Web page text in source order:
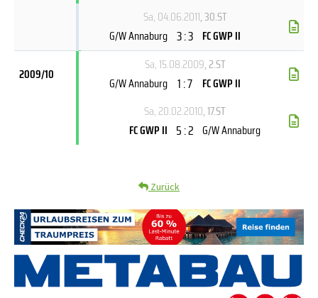
Sa, 04.06.2011, 30.ST
G/W Annaburg 3 : 3 FC GWP II
2009/10
Sa, 15.08.2009, 2.ST
G/W Annaburg 1 : 7 FC GWP II
Sa, 20.02.2010, 17.ST
FC GWP II 5 : 2 G/W Annaburg
Zurück